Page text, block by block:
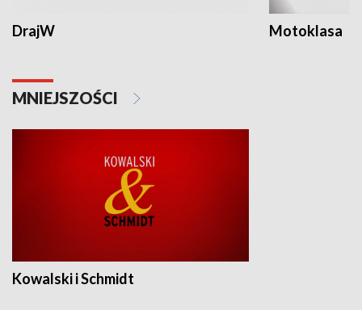
DrajW Motoklasa
MNIEJSZOŚCI
Kowalski i Schmidt